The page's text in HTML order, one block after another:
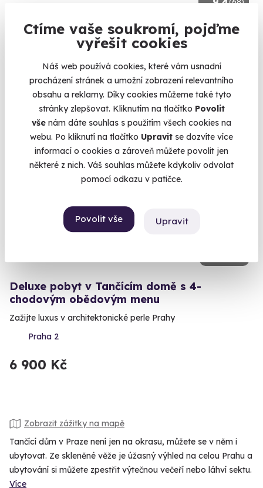
Ctíme vaše soukromí, pojďme
vyřešit cookies
Náš web používá cookies, které vám usnadní
procházení stránek a umožní zobrazení relevantního
obsahu a reklamy. Díky cookies můžeme také tyto
stránky zlepšovat. Kliknutím na tlačítko Povolit
vše nám dáte souhlas s použitím všech cookies na
webu. Po kliknutí na tlačítko Upravit se dozvíte více
informací o cookies a zároveň můžete povolit jen
některé z nich. Váš souhlas můžete kdykoliv odvolat
pomocí odkazu v patičce.
Povolit vše Upravit
Noc v Tančícím domě s lahví šampaňského
Zážitková noc přímo v centru Prahy.
Praha 2
5 490 Kč
4 990 Kč
Deluxe pobyt v Tančícím domě s 4-
chodovým obědovým menu
Zažijte luxus v architektonické perle Prahy
Praha 2
6 900 Kč
Zobrazit zážitky na mapě
Tančící dům v Praze není jen na okrasu, můžete se v něm i
ubytovat. Ze skleněné věže je úžasný výhled na celou Prahu a
ubytování si můžete zpestřit výtečnou večeří nebo láhví sektu.
Více